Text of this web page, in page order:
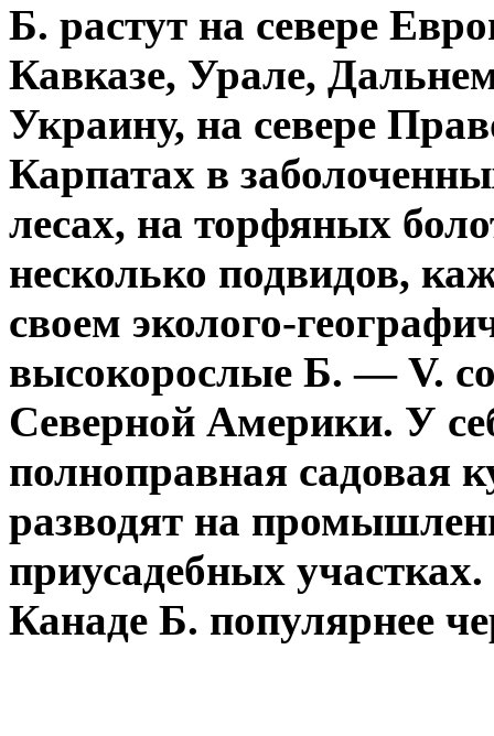
Б. растут на севере
Кавказе, Урале,
Украину, на севере
Карпатах в
лесах, на торфяных
несколько подвидов,
своем эколого-
высокорослые Б. — V.
Северной Америки. У
полноправная садовая
разводят на
приусадебных
Канаде Б. популярнее